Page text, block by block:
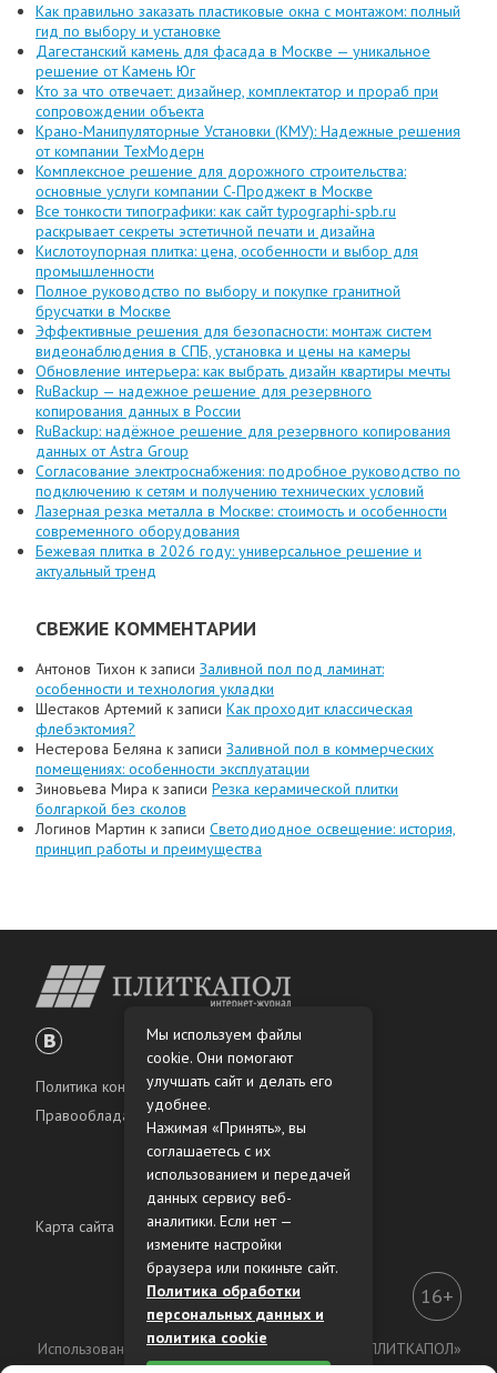
Как правильно заказать пластиковые окна с монтажом: полный
гид по выбору и установке
Дагестанский камень для фасада в Москве — уникальное
решение от Камень Юг
Кто за что отвечает: дизайнер, комплектатор и прораб при
сопровождении объекта
Крано-Манипуляторные Установки (КМУ): Надежные решения
от компании ТехМодерн
Комплексное решение для дорожного строительства:
основные услуги компании C-Проджект в Москве
Все тонкости типографики: как сайт typographi-spb.ru
раскрывает секреты эстетичной печати и дизайна
Кислотоупорная плитка: цена, особенности и выбор для
промышленности
Полное руководство по выбору и покупке гранитной
брусчатки в Москве
Эффективные решения для безопасности: монтаж систем
видеонаблюдения в СПБ, установка и цены на камеры
Обновление интерьера: как выбрать дизайн квартиры мечты
RuBackup — надежное решение для резервного
копирования данных в России
RuBackup: надёжное решение для резервного копирования
данных от Astra Group
Согласование электроснабжения: подробное руководство по
подключению к сетям и получению технических условий
Лазерная резка металла в Москве: стоимость и особенности
современного оборудования
Бежевая плитка в 2026 году: универсальное решение и
актуальный тренд
СВЕЖИЕ КОММЕНТАРИИ
Антонов Тихон к записи Заливной пол под ламинат:
особенности и технология укладки
Шестаков Артемий к записи Как проходит классическая
флебэктомия?
Нестерова Беляна к записи Заливной пол в коммерческих
помещениях: особенности эксплуатации
Зиновьева Мира к записи Резка керамической плитки
болгаркой без сколов
Логинов Мартин к записи Светодиодное освещение: история,
принцип работы и преимущества
Политика конфиденциальности
Правообладателям
Карта сайта
16+
Использование материалов интернет-журнала «ПЛИТКАПОЛ»
разрешено только с предварительного согласия
Мы используем файлы
cookie. Они помогают
улучшать сайт и делать его
удобнее.
Нажимая «Принять», вы
соглашаетесь с их
использованием и передачей
данных сервису веб-
аналитики. Если нет —
измените настройки
браузера или покиньте сайт.
Политика обработки
персональных данных и
политика cookie